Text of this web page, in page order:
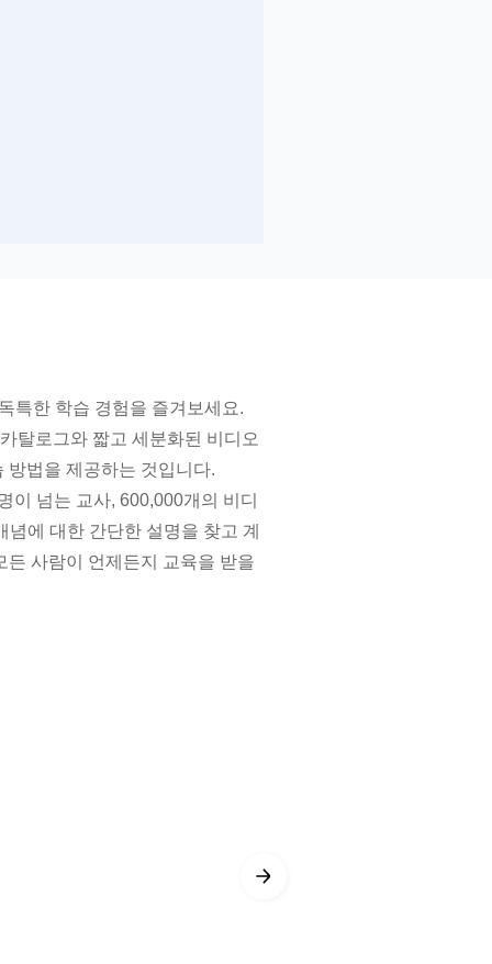
특한 학습 경험을 즐겨보세요.
탈로그와 짧고 세분화된 비디오
방법을 제공하는 것입니다.
이 넘는 교사, 600,000개의 비디
에 대한 간단한 설명을 찾고 계
사람이 언제든지 교육을 받을